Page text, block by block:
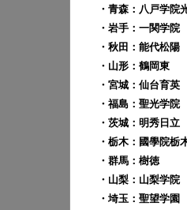
・青森： 八戸学院
・岩手： 一関学
・秋田：能代
・山形： 鶴岡
・宮城： 仙台育
・福島： 聖光学院
・茨城： 明秀日立
・栃木：國學院
・群馬： 樹徳
・山梨： 山梨学
・埼玉： 聖望学園